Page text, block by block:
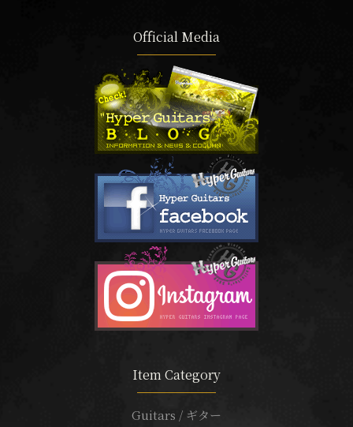
Official Media
Item Category
Guitars / ギター